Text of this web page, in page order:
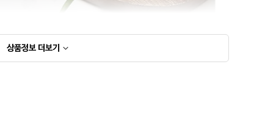
상품정보 더보기